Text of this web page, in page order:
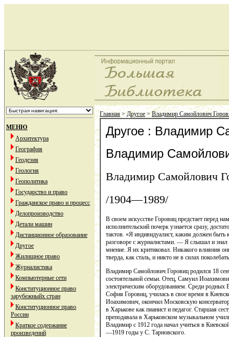
МЕНЮ
Архитектура
География
Геодезия
Геология
Геополитика
Государство и право
Гражданское право и процесс
Делопроизводство
Детали машин
Дистанционное образование
Другое
Жилищное право
Журналистика
Компьютерные сети
Конституционное право
зарубежныйх стран
Конституционное право
России
Краткое содержание
произведений
Главная>Другое>Владимир Самойлович
Другое : Владимир
Владимир
Владимир Самойлович
/1904—1989/
В своем искусстве Горовиц предстает перед
исполнительский почерк узнается сразу,
тактов. «Я индивидуалист, каким должен
разговоре с журналистами. — Я слышал и знал
мнение. Я их критиковал. Никакого влияния
тверда, как сталь, и никто не в силах
Владимир Самойлович Горовиц родился 18
состоятельной семьи. Отец, Самуил
электрическим оборудованием. Среди
София Горовиц, училась в свое время в
Иоахимович, окончил Московскую
в Харькове как пианист и педагог. Старшая
преподавала в Харьковском музыкальном
Владимир с 1912 года начал учиться в
—1919 годы у С. Тарновского.